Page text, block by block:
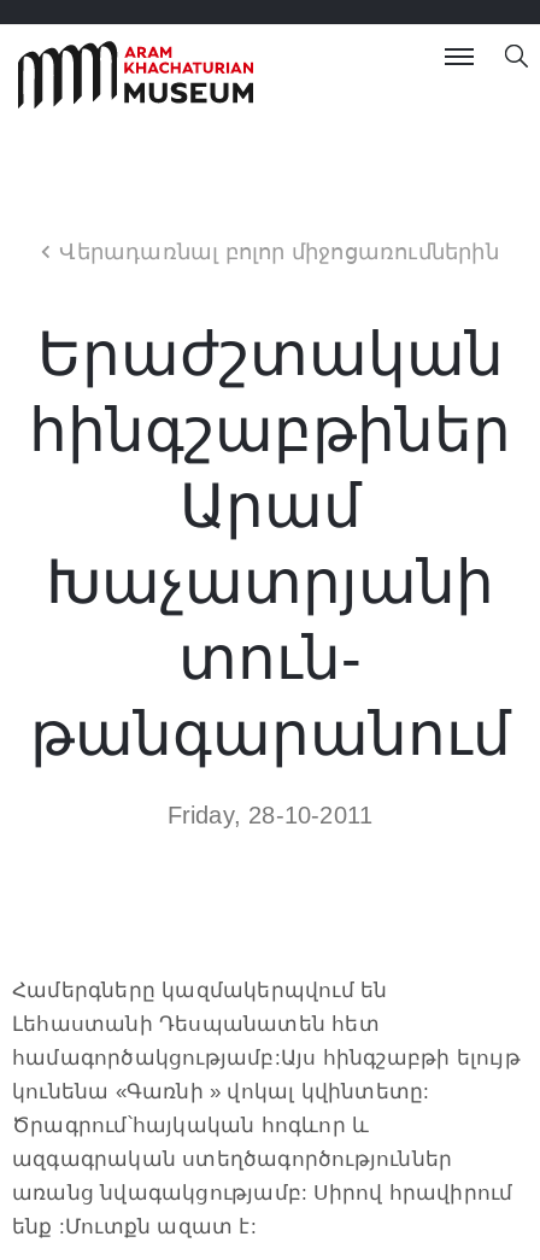
Վերադառնալ բոլոր միջոցառումներին
Երաժշտական
հինգշաբթիներ
Արամ
Խաչատրյանի
տուն-
թանգարանում
Friday, 28-10-2011
Համերգները կազմակերպվում են
Լեհաստանի Դեսպանատեն հետ
համագործակցությամբ:Այս հինգշաբթի ելույթ
կունենա «Գառնի » վոկալ կվինտետը:
Ծրագրում՝հայկական հոգևոր և
ազգագրական ստեղծագործություններ
առանց նվագակցությամբ: Սիրով հրավիրում
ենք :Մուտքն ազատ է: